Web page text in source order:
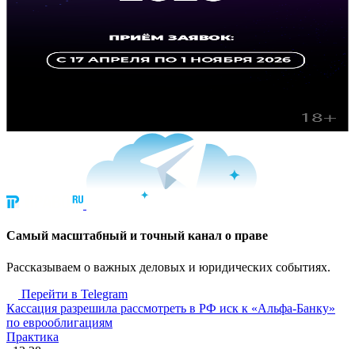
Cамый масштабный и точный канал о праве
Рассказываем о важных деловых и юридических событиях.
Перейти в Telegram
Кассация разрешила рассмотреть в РФ иск к «Альфа-Банку»
по еврооблигациям
Практика